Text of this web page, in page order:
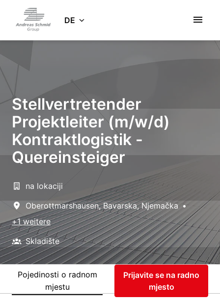
springenStartseite DE
Stellvertretender
Projektleiter (m/w/d)
Kontraktlogistik -
Quereinsteiger
na lokaciji
Oberottmarshausen, Bavarska, Njemačka •
+1 weitere
Skladište
Pojedinosti o radnom
mjestu
Prijavite se na radno
mjesto